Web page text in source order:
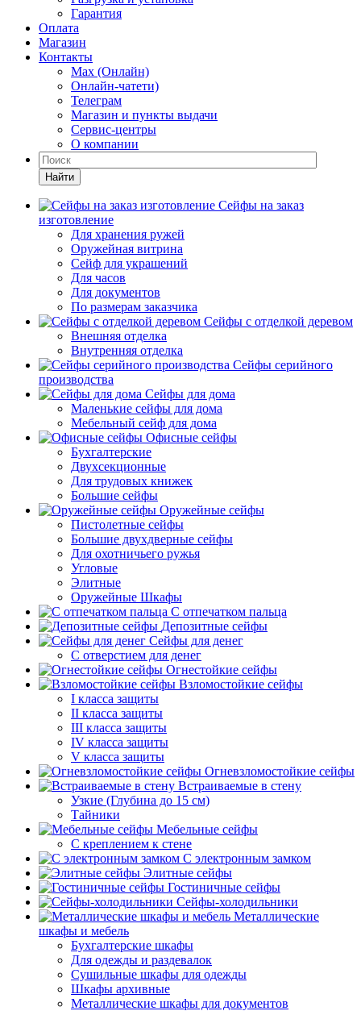
Гарантия
Оплата
Магазин
Контакты
Max (Онлайн)
Онлайн-чатети)
Телеграм
Магазин и пункты выдачи
Сервис-центры
О компании
Найти
Сейфы на заказ
изготовление
Для хранения ружей
Оружейная витрина
Сейф для украшений
Для часов
Для документов
По размерам заказчика
Сейфы с отделкой деревом
Внешняя отделка
Внутренняя отделка
Сейфы серийного
производства
Сейфы для дома
Маленькие сейфы для дома
Мебельный сейф для дома
Офисные сейфы
Бухгалтерские
Двухсекционные
Для трудовых книжек
Большие сейфы
Оружейные сейфы
Пистолетные сейфы
Большие двухдверные сейфы
Для охотничьего ружья
Угловые
Элитные
Оружейные Шкафы
С отпечатком пальца
Депозитные сейфы
Сейфы для денег
С отверстием для денег
Огнестойкие сейфы
Взломостойкие сейфы
I класса защиты
II класса защиты
III класса защиты
IV класса защиты
V класса защиты
Огневзломостойкие сейфы
Встраиваемые в стену
Узкие (Глубина до 15 см)
Тайники
Мебельные сейфы
С креплением к стене
С электронным замком
Элитные сейфы
Гостиничные сейфы
Сейфы-холодильники
Металлические
шкафы и мебель
Бухгалтерские шкафы
Для одежды и раздевалок
Сушильные шкафы для одежды
Шкафы архивные
Металлические шкафы для документов